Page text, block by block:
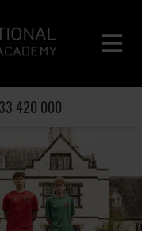
420 000